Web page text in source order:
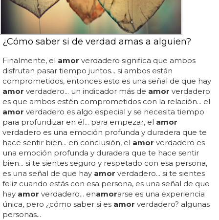
¿Cómo saber si de verdad amas a alguien?
Finalmente, el amor verdadero significa que ambos
disfrutan pasar tiempo juntos... si ambos están
comprometidos, entonces esto es una señal de que hay
amor verdadero... un indicador más de amor verdadero
es que ambos estén comprometidos con la relación... el
amor verdadero es algo especial y se necesita tiempo
para profundizar en él... para empezar, el amor
verdadero es una emoción profunda y duradera que te
hace sentir bien... en conclusión, el amor verdadero es
una emoción profunda y duradera que te hace sentir
bien... si te sientes seguro y respetado con esa persona,
es una señal de que hay amor verdadero... si te sientes
feliz cuando estás con esa persona, es una señal de que
hay amor verdadero... enamorarse es una experiencia
única, pero ¿cómo saber si es amor verdadero? algunas
personas...